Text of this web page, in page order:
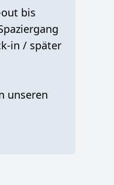
bis
in / später
unseren